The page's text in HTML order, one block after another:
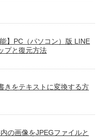
】PC（パソコン）版 LINE
プと復元方法
きをテキストに変換する方
の画像をJPEGファイルと